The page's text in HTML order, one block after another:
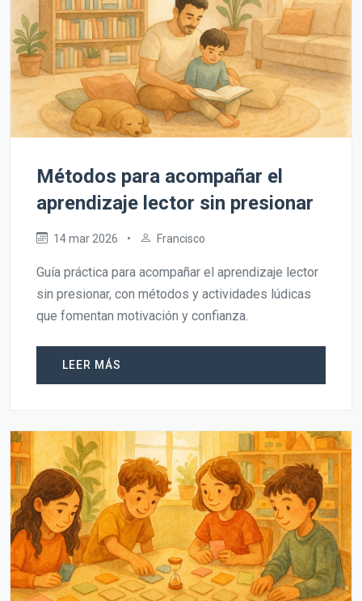
Métodos para acompañar el
aprendizaje lector sin presionar
14 mar 2026 • Francisco
Guía práctica para acompañar el aprendizaje lector
sin presionar, con métodos y actividades lúdicas
que fomentan motivación y confianza.
LEER MÁS